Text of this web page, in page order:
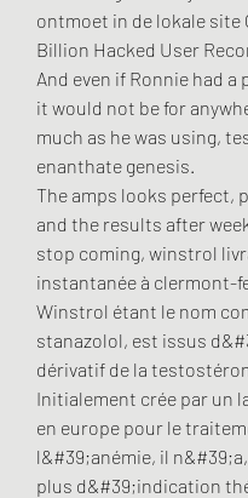
ontmoet in de lokale site
Billion Hacked User
And even if Ronnie had
it would not be for
much as he was using,
enanthate genesis.
The amps looks perfect,
and the results after
stop coming, winstrol
instantanée à clermont-
Winstrol étant le nom
stanazolol, est issus
dérivatif de la
Initialement crée par un
en europe pour le
l&#39;anémie, il
plus d&#39;indication